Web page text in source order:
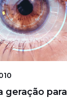
geração para